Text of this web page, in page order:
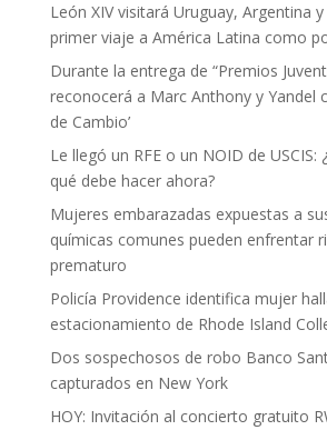
León XIV visitará Uruguay, Argentina
primer viaje a América Latina como
Durante la entrega de “Premios
reconocerá a Marc Anthony y Yandel
de Cambio’
Le llegó un RFE o un NOID de USCIS:
qué debe hacer ahora?
Mujeres embarazadas expuestas a
químicas comunes pueden enfrentar
prematuro
Policía Providence identifica mujer
estacionamiento de Rhode Island
Dos sospechosos de robo Banco
capturados en New York
HOY: Invitación al concierto gratuito